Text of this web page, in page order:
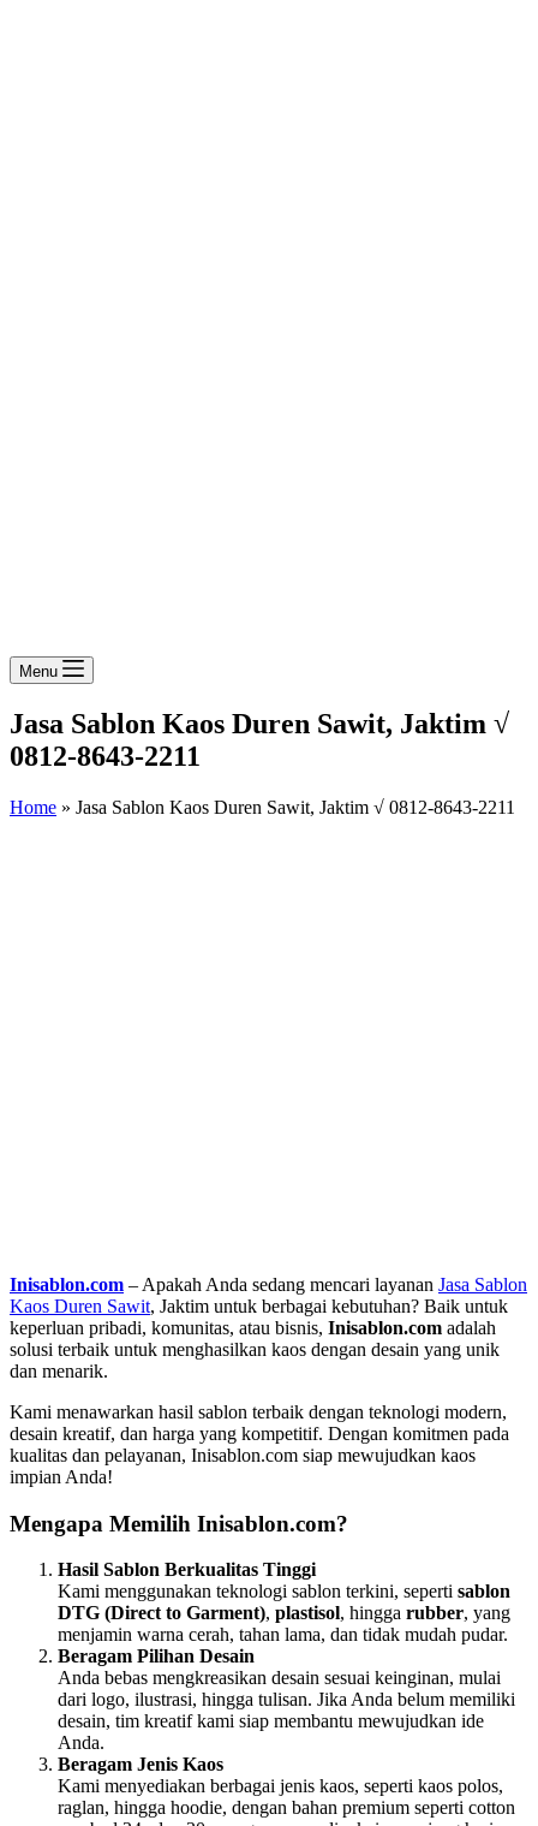
Menu
Jasa Sablon Kaos Duren Sawit, Jaktim √
0812-8643-2211
Home » Jasa Sablon Kaos Duren Sawit, Jaktim √ 0812-8643-2211
Inisablon.com – Apakah Anda sedang mencari layanan Jasa Sablon
Kaos Duren Sawit, Jaktim untuk berbagai kebutuhan? Baik untuk
keperluan pribadi, komunitas, atau bisnis, Inisablon.com adalah
solusi terbaik untuk menghasilkan kaos dengan desain yang unik
dan menarik.
Kami menawarkan hasil sablon terbaik dengan teknologi modern,
desain kreatif, dan harga yang kompetitif. Dengan komitmen pada
kualitas dan pelayanan, Inisablon.com siap mewujudkan kaos
impian Anda!
Mengapa Memilih Inisablon.com?
Hasil Sablon Berkualitas Tinggi
Kami menggunakan teknologi sablon terkini, seperti sablon
DTG (Direct to Garment), plastisol, hingga rubber, yang
menjamin warna cerah, tahan lama, dan tidak mudah pudar.
Beragam Pilihan Desain
Anda bebas mengkreasikan desain sesuai keinginan, mulai
dari logo, ilustrasi, hingga tulisan. Jika Anda belum memiliki
desain, tim kreatif kami siap membantu mewujudkan ide
Anda.
Beragam Jenis Kaos
Kami menyediakan berbagai jenis kaos, seperti kaos polos,
raglan, hingga hoodie, dengan bahan premium seperti cotton